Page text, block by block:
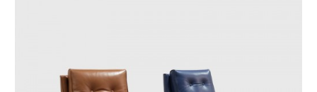
dining chair